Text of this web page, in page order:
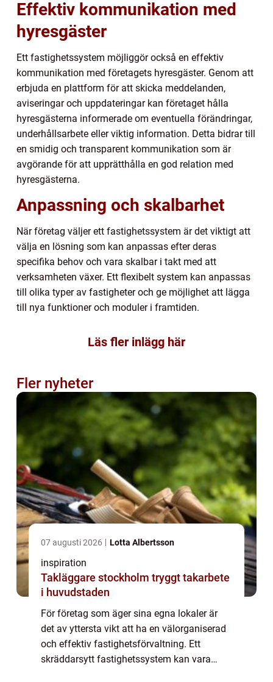
Effektiv kommunikation med
hyresgäster
Ett fastighetssystem möjliggör också en effektiv
kommunikation med företagets hyresgäster. Genom att
erbjuda en plattform för att skicka meddelanden,
aviseringar och uppdateringar kan företaget hålla
hyresgästerna informerade om eventuella förändringar,
underhållsarbete eller viktig information. Detta bidrar till
en smidig och transparent kommunikation som är
avgörande för att upprätthålla en god relation med
hyresgästerna.
Anpassning och skalbarhet
När företag väljer ett fastighetssystem är det viktigt att
välja en lösning som kan anpassas efter deras
specifika behov och vara skalbar i takt med att
verksamheten växer. Ett flexibelt system kan anpassas
till olika typer av fastigheter och ge möjlighet att lägga
till nya funktioner och moduler i framtiden.
Läs fler inlägg här
Fler nyheter
07 augusti 2026 Lotta Albertsson
inspiration
Takläggare stockholm tryggt takarbete
i huvudstaden
För företag som äger sina egna lokaler är
det av yttersta vikt att ha en välorganiserad
och effektiv fastighetsförvaltning. Ett
skräddarsytt fastighetssystem kan vara